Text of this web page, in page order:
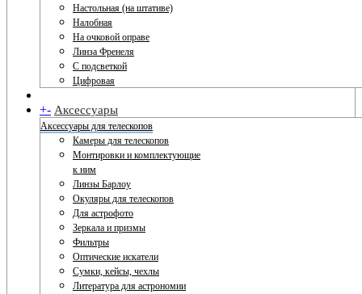
Настольная (на штативе)
Налобная
На очковой оправе
Линза Френеля
С подсветкой
Цифровая
+- Аксессуары
Аксессуары для телескопов
Камеры для телескопов
Монтировки и комплектующие
к ним
Линзы Барлоу
Окуляры для телескопов
Для астрофото
Зеркала и призмы
Фильтры
Оптические искатели
Сумки, кейсы, чехлы
Литература для астрономии